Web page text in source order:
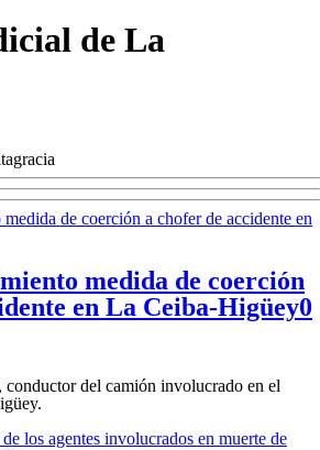
de La
medida de coerción
en La Ceiba-Higüey0
conductor del camión involucrado en el